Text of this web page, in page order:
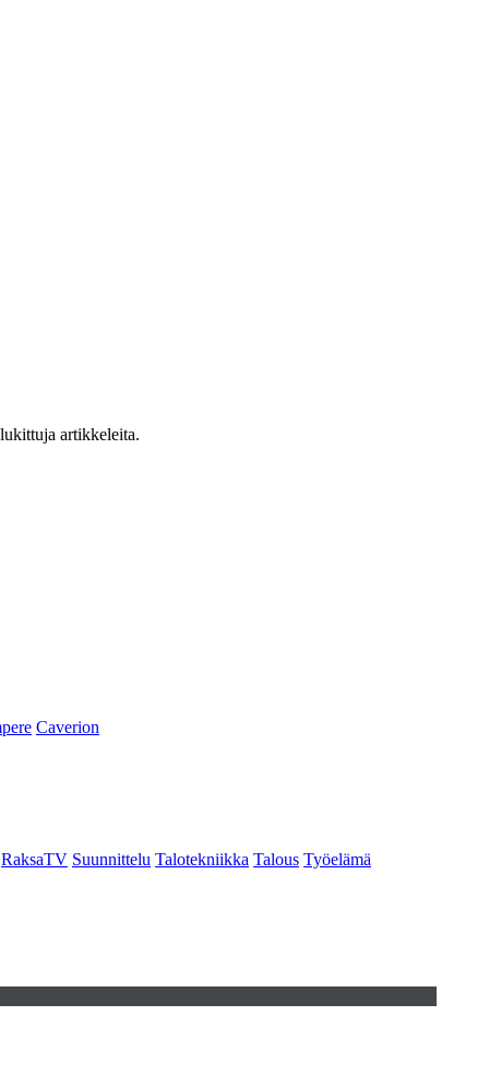
artikkeleita.
Caverion
RaksaTV Suunnittelu Talotekniikka Talous Työelämä